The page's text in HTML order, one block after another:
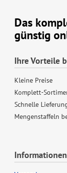
Das
günstig
Ihre Vorteile
Kleine Preise
Komplett-
Schnelle
Mengenstaffeln